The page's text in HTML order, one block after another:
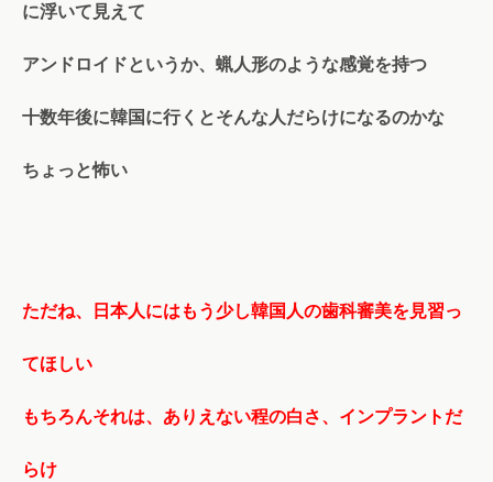
に浮いて見えて
アンドロイドというか、蝋人形のような感覚を持つ
十数年後に韓国に行くとそんな人だらけになるのかな
ちょっと怖い
ただね、日本人にはもう少し韓国人の歯科審美を見習っ
てほしい
もちろんそれは、ありえない程の白さ、インプラントだ
らけ